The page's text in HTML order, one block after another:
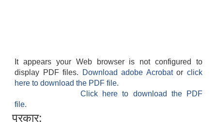
It appears your Web browser is not configured to
display PDF files.
Download adobe Acrobatorclick
here to download the PDF file.
Click here to download the PDF
file.
प्रकार: